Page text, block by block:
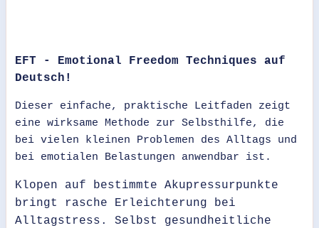
EFT - Emotional Freedom Techniques auf
Deutsch!
Dieser einfache, praktische Leitfaden zeigt
eine wirksame Methode zur Selbsthilfe, die
bei vielen kleinen Problemen des Alltags und
bei emotialen Belastungen anwendbar ist.
Klopen auf bestimmte Akupressurpunkte
bringt rasche Erleichterung bei
Alltagstress. Selbst gesundheitliche